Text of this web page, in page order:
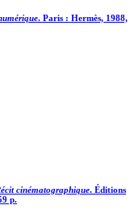
. Paris : Hermès, 1988,
cinématographique. Éditions
p.